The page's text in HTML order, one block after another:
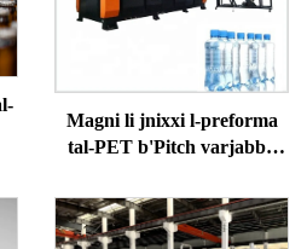
Magni li jnixxi l-preforma
tal-PET b'Pitch varjabbli